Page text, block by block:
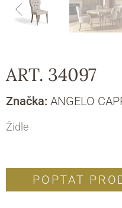
ART. 34097
Značka: ANGELO
Židle
POPTAT